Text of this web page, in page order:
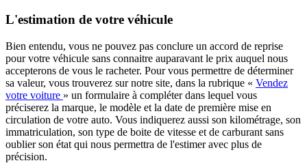
L'estimation de votre véhicule
Bien entendu, vous ne pouvez pas conclure un accord de reprise
pour votre véhicule sans connaitre auparavant le prix auquel nous
accepterons de vous le racheter. Pour vous permettre de déterminer
sa valeur, vous trouverez sur notre site, dans la rubrique « Vendez
votre voiture » un formulaire à compléter dans lequel vous
préciserez la marque, le modèle et la date de première mise en
circulation de votre auto. Vous indiquerez aussi son kilométrage, son
immatriculation, son type de boite de vitesse et de carburant sans
oublier son état qui nous permettra de l'estimer avec plus de
précision.